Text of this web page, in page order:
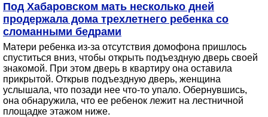
Под Хабаровском мать несколько дней
продержала дома трехлетнего ребенка со
сломанными бедрами
Матери ребенка из-за отсутствия домофона пришлось
спуститься вниз, чтобы открыть подъездную дверь своей
знакомой. При этом дверь в квартиру она оставила
прикрытой. Открыв подъездную дверь, женщина
услышала, что позади нее что-то упало. Обернувшись,
она обнаружила, что ее ребенок лежит на лестничной
площадке этажом ниже.